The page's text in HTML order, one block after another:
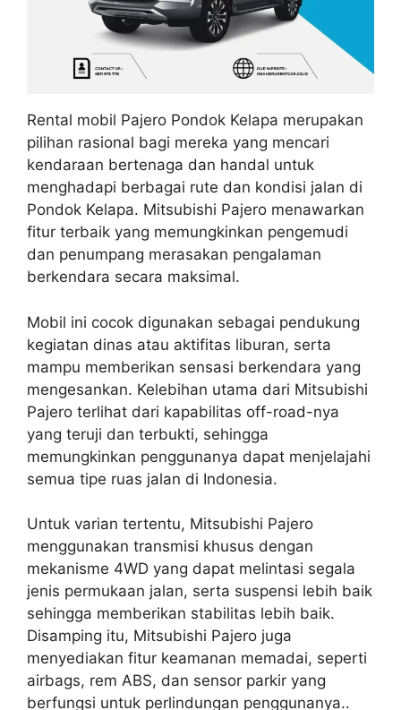
Rental mobil Pajero Pondok Kelapa merupakan
pilihan rasional bagi mereka yang mencari
kendaraan bertenaga dan handal untuk
menghadapi berbagai rute dan kondisi jalan di
Pondok Kelapa. Mitsubishi Pajero menawarkan
fitur terbaik yang memungkinkan pengemudi
dan penumpang merasakan pengalaman
berkendara secara maksimal.
Mobil ini cocok digunakan sebagai pendukung
kegiatan dinas atau aktifitas liburan, serta
mampu memberikan sensasi berkendara yang
mengesankan. Kelebihan utama dari Mitsubishi
Pajero terlihat dari kapabilitas off-road-nya
yang teruji dan terbukti, sehingga
memungkinkan penggunanya dapat menjelajahi
semua tipe ruas jalan di Indonesia.
Untuk varian tertentu, Mitsubishi Pajero
menggunakan transmisi khusus dengan
mekanisme 4WD yang dapat melintasi segala
jenis permukaan jalan, serta suspensi lebih baik
sehingga memberikan stabilitas lebih baik.
Disamping itu, Mitsubishi Pajero juga
menyediakan fitur keamanan memadai, seperti
airbags, rem ABS, dan sensor parkir yang
berfungsi untuk perlindungan penggunanya..